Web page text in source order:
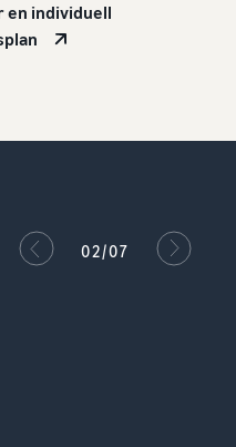
en individuell
02/07